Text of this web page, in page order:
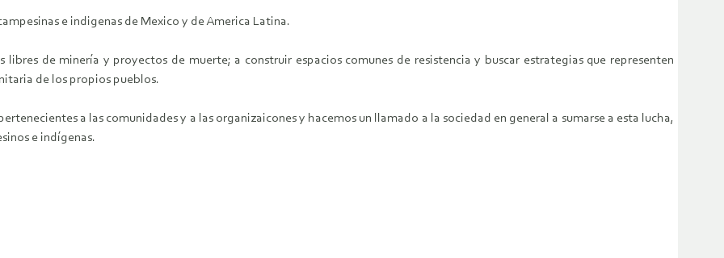
e indigenas de Mexico y de America Latina.
de minería y proyectos de muerte; a construir espacios comunes de resistencia y buscar estrategias que representen
de los propios pueblos.
a las comunidades y a las organizaicones y hacemos un llamado a la sociedad en general a sumarse a esta lucha,
e indígenas.